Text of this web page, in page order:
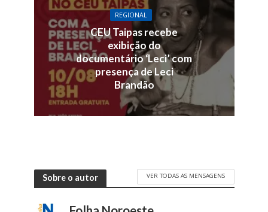
REGIONAL
CEU Taipas recebe
exibição do
documentário ‘Leci’ com
presença de Leci
Brandão
Sobre o autor VER TODAS AS MENSAGENS